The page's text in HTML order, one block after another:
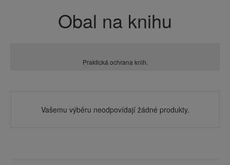
Obal na knihu
Praktická ochrana knih.
Vašemu výběru neodpovídají žádné produkty.